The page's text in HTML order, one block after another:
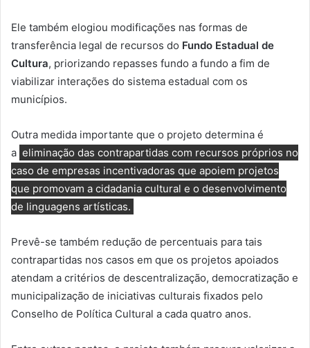
Ele também elogiou modificações nas formas de
transferência legal de recursos do Fundo Estadual de
Cultura, priorizando repasses fundo a fundo a fim de
viabilizar interações do sistema estadual com os
municípios.
Outra medida importante que o projeto determina é
a eliminação das contrapartidas com recursos próprios no
caso de empresas incentivadoras que apoiem projetos
que promovam a cidadania cultural e o desenvolvimento
de linguagens artísticas.
Prevê-se também redução de percentuais para tais
contrapartidas nos casos em que os projetos apoiados
atendam a critérios de descentralização, democratização e
municipalização de iniciativas culturais fixados pelo
Conselho de Política Cultural a cada quatro anos.